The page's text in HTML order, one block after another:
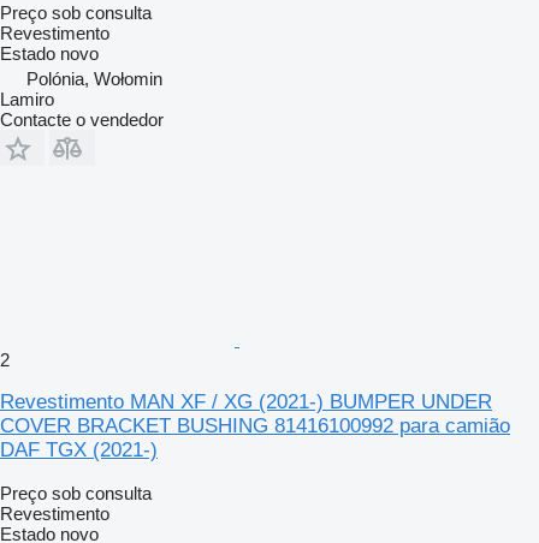
Preço sob consulta
Revestimento
Estado novo
Polónia, Wołomin
Lamiro
Contacte o vendedor
2
Revestimento MAN XF / XG (2021-) BUMPER UNDER
COVER BRACKET BUSHING 81416100992 para camião
DAF TGX (2021-)
Preço sob consulta
Revestimento
Estado novo